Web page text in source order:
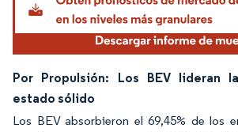
Por Propulsión: Los BEV lideran
estado sólido
Los BEV absorbieron el 69,45% de los